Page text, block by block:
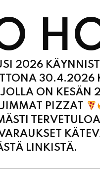
2026
30.4.2026
ON KESÄN
PIZZAT
LINKISTÄ.